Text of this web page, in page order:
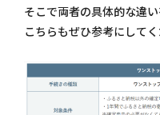
そこで両者の具体的な違
こちらもぜひ参考にしてく